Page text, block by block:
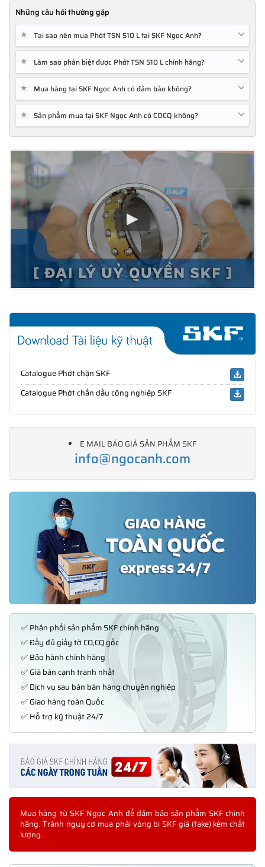
Những câu hỏi thường gặp
★ Tại sao nên mua Phớt TSN 510 L tại SKF Ngọc Anh?
★ Làm sao phân biệt được Phớt TSN 510 L chính hãng?
★ Mua hàng tại SKF Ngọc Anh có đảm bảo không?
★ Sản phẩm mua tại SKF Ngọc Anh có COCQ không?
Catalogue Phớt chặn SKF
Catalogue Phớt chắn dầu công nghiệp SKF
E MAIL BÁO GIÁ SẢN PHẨM SKF
info@ngocanh.com
✅ Phân phối sản phẩm SKF chính hãng
✅ Đầy đủ giấy tờ CO,CQ gốc
✅ Bảo hành chính hãng
✅ Giá bán cạnh tranh nhất
✅ Dịch vụ sau bán bán hàng chuyên nghiệp
✅ Giao hàng toàn Quốc
✅ Hỗ trợ kỹ thuật 24/7
Mua hàng từ SKF Ngọc Anh để đảm bảo sản phẩm SKF chính
hãng. Tránh nguy cơ mua phải vòng bi SKF giả (fake) kém chất
lượng.